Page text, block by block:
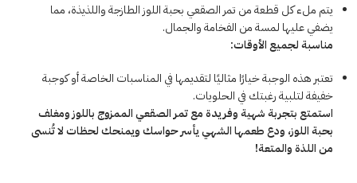
يتم ملء كل قطعة من تمر الصقعي بحبة اللوز الطازجة واللذيذة، مما
يضفي عليها لمسة من الفخامة والجمال.
مناسبة لجميع الأوقات:
تعتبر هذه الوجبة خيارًا مثاليًا لتقديمها في المناسبات الخاصة أو كوجبة
خفيفة لتلبية رغبتك في الحلويات.
استمتع بتجربة شهية وفريدة مع تمر الصقعي الممزوج باللوز ومغلف
بحبة اللوز، ودع طعمها الشهي يأسر حواسك ويمنحك لحظات لا تُنسى
من اللذة والمتعة!